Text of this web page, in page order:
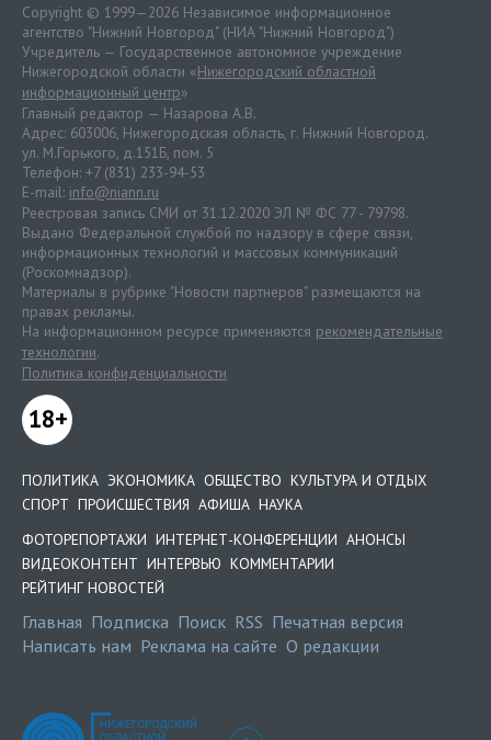
Copyright © 1999—2026 Независимое информационное
агентство "Нижний Новгород" (НИА "Нижний Новгород")
Учредитель — Государственное автономное учреждение
Нижегородской области «Нижегородский областной
информационный центр»
Главный редактор — Назарова А.В.
Адрес: 603006, Нижегородская область, г. Нижний Новгород.
ул. М.Горького, д.151Б, пом. 5
Телефон: +7 (831) 233-94-53
E-mail: info@niann.ru
Реестровая запись СМИ от 31.12.2020 ЭЛ № ФС 77 - 79798.
Выдано Федеральной службой по надзору в сфере связи,
информационных технологий и массовых коммуникаций
(Роскомнадзор).
Материалы в рубрике "Новости партнеров" размещаются на
правах рекламы.
На информационном ресурсе применяются рекомендательные
технологии.
Политика конфиденциальности
18+
ПОЛИТИКА ЭКОНОМИКА ОБЩЕСТВО КУЛЬТУРА И ОТДЫХ
СПОРТ ПРОИСШЕСТВИЯ АФИША НАУКА
ФОТОРЕПОРТАЖИ ИНТЕРНЕТ-КОНФЕРЕНЦИИ АНОНСЫ
ВИДЕОКОНТЕНТ ИНТЕРВЬЮ КОММЕНТАРИИ
РЕЙТИНГ НОВОСТЕЙ
Главная Подписка Поиск RSS Печатная версия
Написать нам Реклама на сайте О редакции